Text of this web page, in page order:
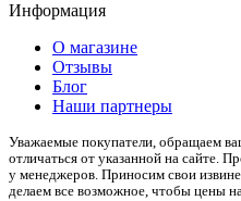
Информация
О магазине
Отзывы
Блог
Наши партнеры
Уважаемые покупатели, обращаем
отличаться от указанной на сайте.
у менеджеров. Приносим свои
делаем все возможное, чтобы цены